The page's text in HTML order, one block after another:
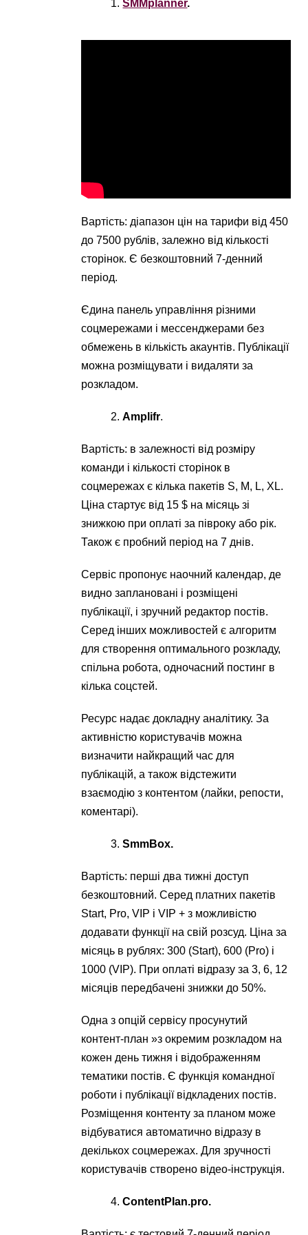
SMMplanner.
Вартість: діапазон цін на тарифи від 450
до 7500 рублів, залежно від кількості
сторінок. Є безкоштовний 7-денний
період.
Єдина панель управління різними
соцмережами і мессенджерами без
обмежень в кількість акаунтів. Публікації
можна розміщувати і видаляти за
розкладом.
Amplifr.
Вартість: в залежності від розміру
команди і кількості сторінок в
соцмережах є кілька пакетів S, M, L, XL.
Ціна стартує від 15 $ на місяць зі
знижкою при оплаті за півроку або рік.
Також є пробний період на 7 днів.
Сервіс пропонує наочний календар, де
видно заплановані і розміщені
публікації, і зручний редактор постів.
Серед інших можливостей є алгоритм
для створення оптимального розкладу,
спільна робота, одночасний постинг в
кілька соцстей.
Ресурс надає докладну аналітику. За
активністю користувачів можна
визначити найкращий час для
публікацій, а також відстежити
взаємодію з контентом (лайки, репости,
коментарі).
SmmBox.
Вартість: перші два тижні доступ
безкоштовний. Серед платних пакетів
Start, Pro, VIP і VIP + з можливістю
додавати функції на свій розсуд. Ціна за
місяць в рублях: 300 (Start), 600 (Pro) і
1000 (VIP). При оплаті відразу за 3, 6, 12
місяців передбачені знижки до 50%.
Одна з опцій сервісу просунутий
контент-план »з окремим розкладом на
кожен день тижня і відображенням
тематики постів. Є функція командної
роботи і публікації відкладених постів.
Розміщення контенту за планом може
відбуватися автоматично відразу в
декількох соцмережах. Для зручності
користувачів створено відео-інструкція.
ContentPlan.pro.